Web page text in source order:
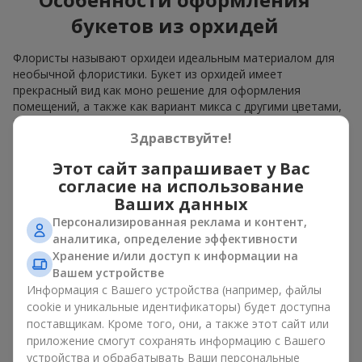
букетов из орхидей
Флористы называют орхидеи идеальным материалом для
необычной флористики. Букет из орхидей имеет
прекрасный вид как моно решение для оформления
помещений, а также как вариант микса с другими цветами,
который сохраняет свою выразительность в любом
Благодаря своей структуре орхидея позволяет создавать
композиции в классическом, минималистичном или
современном стиле. Букет из орхидей эффектно смотрится
как в камерных, так и в масштабных работах, а её
роскошные соцветия легко становятся центральным
элементом композиции. В зависимости от оформления и
сорта растений различается и цена на орхидеи. Учитывайте
это, прежде чем заказать букет из орхидей.
Кому дарят орхидеи?
Букет из орхидей универсален и может подойти любому. Их
Здравствуйте!
Этот сайт запрашивает у Вас
согласие на использование
Ваших данных
Персонализированная реклама и контент,
аналитика, определение эффективности
Хранение и/или доступ к информации на
Вашем устройстве
Информация с Вашего устройства (например, файлы
cookie и уникальные идентификаторы) будет доступна
поставщикам. Кроме того, они, а также этот сайт или
приложение смогут сохранять информацию с Вашего
устройства и обрабатывать Ваши персональные